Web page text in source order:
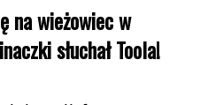
na wieżowiec w
słuchał Toola!